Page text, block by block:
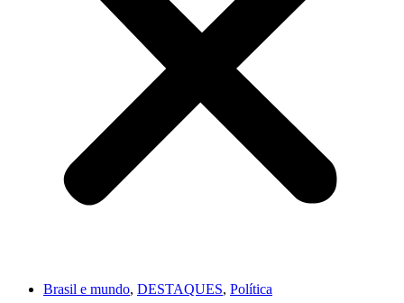
Brasil e mundo, DESTAQUES, Política